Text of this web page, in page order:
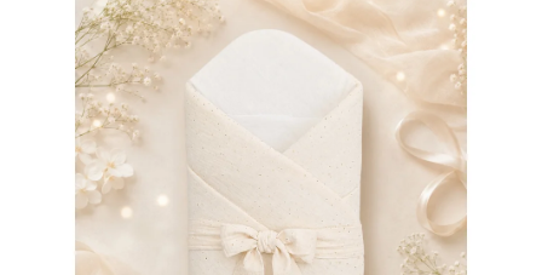
produktu
je
0,0
z
5
hviezdičiek.